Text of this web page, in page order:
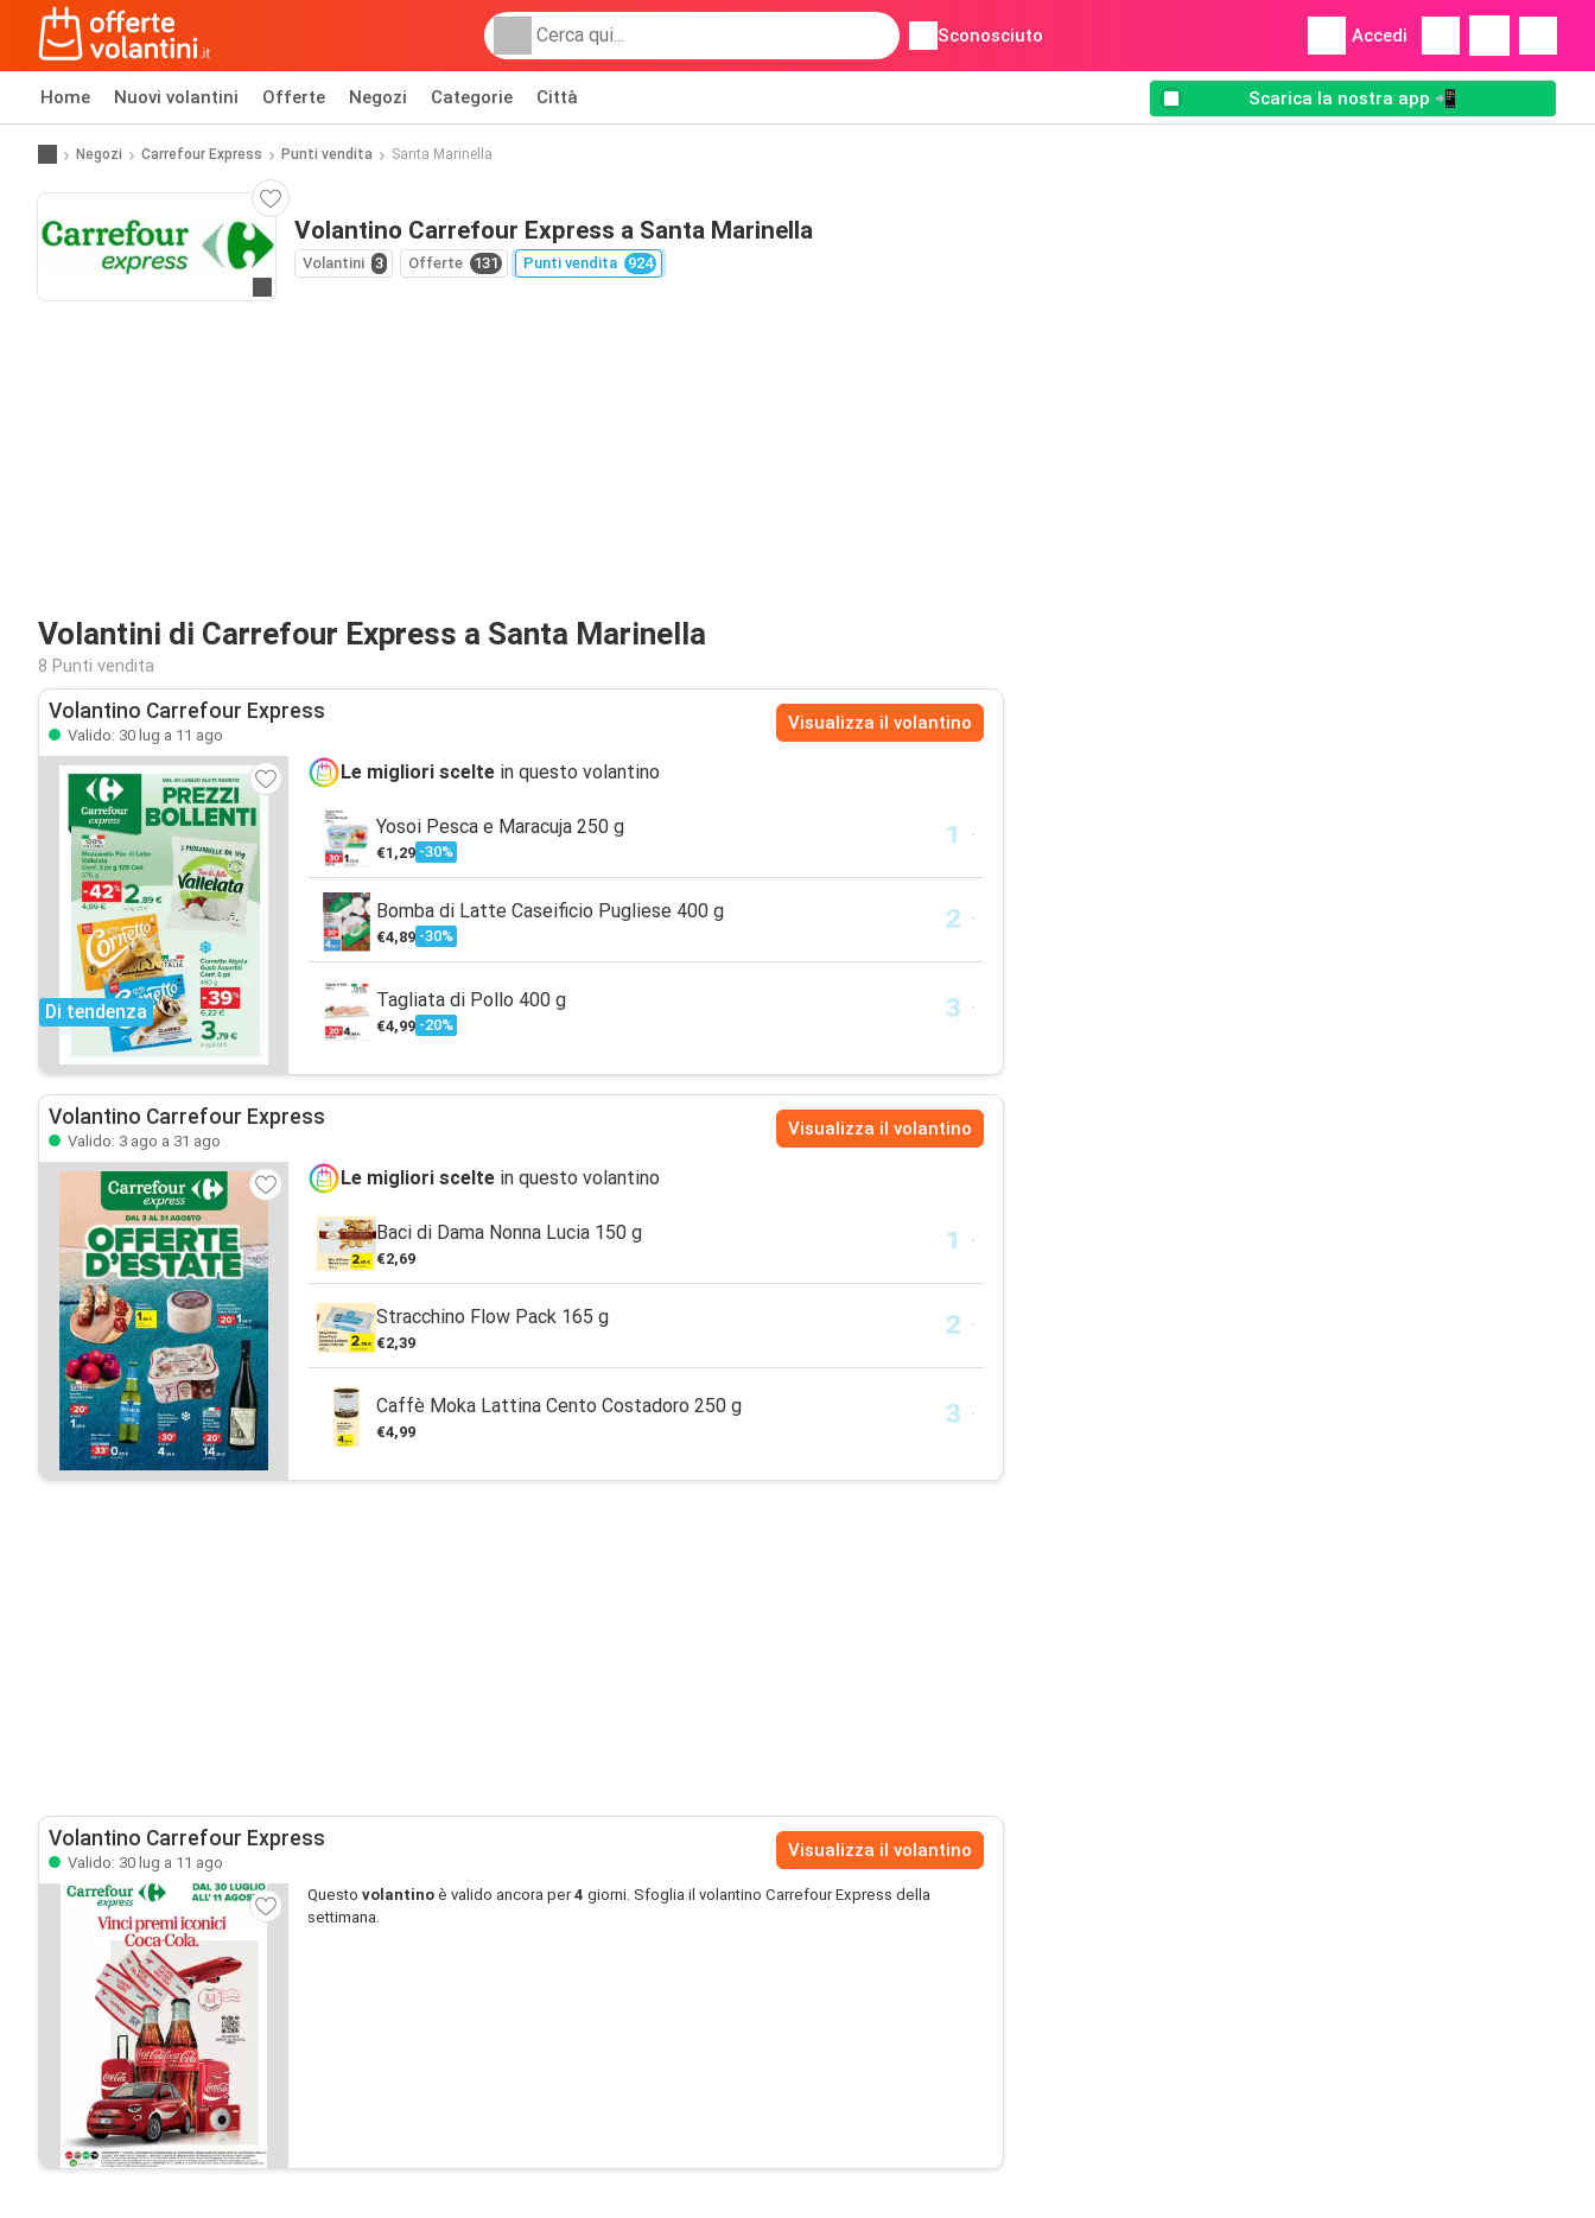
Sconosciuto Accedi
Home Nuovi volantini Offerte Negozi Categorie Città Scarica la nostra app 📲
Negozi Carrefour Express Punti vendita Santa Marinella
Volantino Carrefour Express a Santa Marinella
Volantini 3 Offerte 131 Punti vendita 924
Volantini di Carrefour Express a Santa Marinella
8 Punti vendita
Volantino Carrefour Express
Valido: 30 lug a 11 ago
Visualizza il volantino
Di tendenza
Le migliori scelte in questo volantino
Yosoi Pesca e Maracuja 250 g
€1,29 -30%
Bomba di Latte Caseificio Pugliese 400 g
€4,89 -30%
Tagliata di Pollo 400 g
€4,99 -20%
Volantino Carrefour Express
Valido: 3 ago a 31 ago
Visualizza il volantino
Le migliori scelte in questo volantino
Baci di Dama Nonna Lucia 150 g
€2,69
Stracchino Flow Pack 165 g
€2,39
Caffè Moka Lattina Cento Costadoro 250 g
€4,99
Volantino Carrefour Express
Valido: 30 lug a 11 ago
Visualizza il volantino
Questo volantino è valido ancora per4 giorni. Sfoglia il volantino Carrefour Express della
settimana.